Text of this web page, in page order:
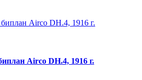
Airco DH.4, 1916 г.